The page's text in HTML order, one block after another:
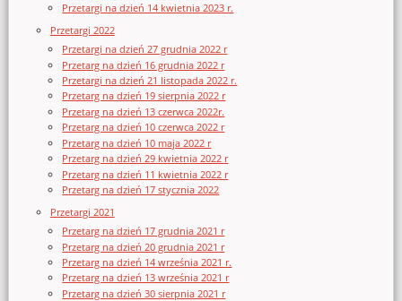
Przetargi na dzień 14 kwietnia 2023 r.
Przetargi 2022
Przetargi na dzień 27 grudnia 2022 r
Przetarg na dzień 16 grudnia 2022 r
Przetargi na dzień 21 listopada 2022 r.
Przetarg na dzień 19 sierpnia 2022 r
Przetarg na dzień 13 czerwca 2022r.
Przetarg na dzień 10 czerwca 2022 r
Przetarg na dzień 10 maja 2022 r
Przetarg na dzień 29 kwietnia 2022 r
Przetarg na dzień 11 kwietnia 2022 r
Przetarg na dzień 17 stycznia 2022
Przetargi 2021
Przetarg na dzień 17 grudnia 2021 r
Przetarg na dzień 20 grudnia 2021 r
Przetarg na dzień 14 września 2021 r.
Przetarg na dzień 13 września 2021 r
Przetarg na dzień 30 sierpnia 2021 r